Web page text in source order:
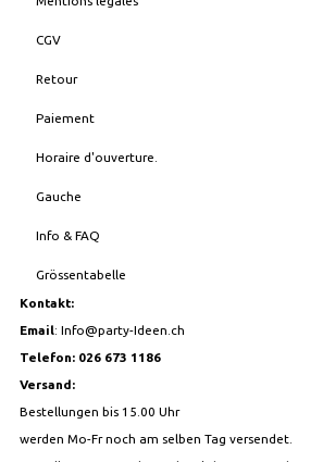
CGV
Retour
Paiement
Horaire d'ouverture.
Gauche
Info & FAQ
Grössentabelle
Kontakt:
Email: Info@party-Ideen.ch
Telefon: 026 673 1186
Versand:
Bestellungen bis 15.00 Uhr
werden Mo-Fr noch am selben Tag versendet.